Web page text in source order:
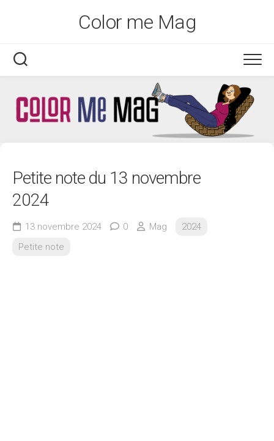
Color me Mag
Petite note du 13 novembre
2024
13 novembre 2024 0 Mag
2024
Petite note